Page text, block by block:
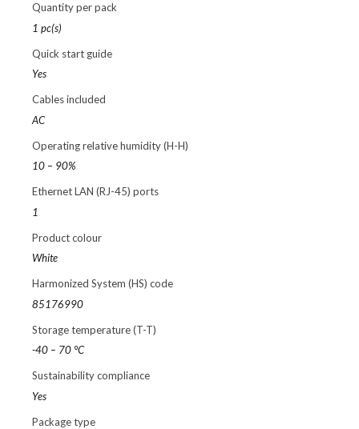
Quantity per pack
1 pc(s)
Quick start guide
Yes
Cables included
AC
Operating relative humidity (H-H)
10 – 90%
Ethernet LAN (RJ-45) ports
1
Product colour
White
Harmonized System (HS) code
85176990
Storage temperature (T-T)
-40 – 70 °C
Sustainability compliance
Yes
Package type